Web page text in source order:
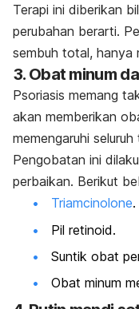
Terapi ini diberikan
perubahan berarti.
sembuh total, hanya
3. Obat minum
Psoriasis memang
akan memberikan
memengaruhi seluruh
Pengobatan ini
perbaikan. Berikut
Triamcinolone.
Pil retinoid.
Suntik obat
Obat minum